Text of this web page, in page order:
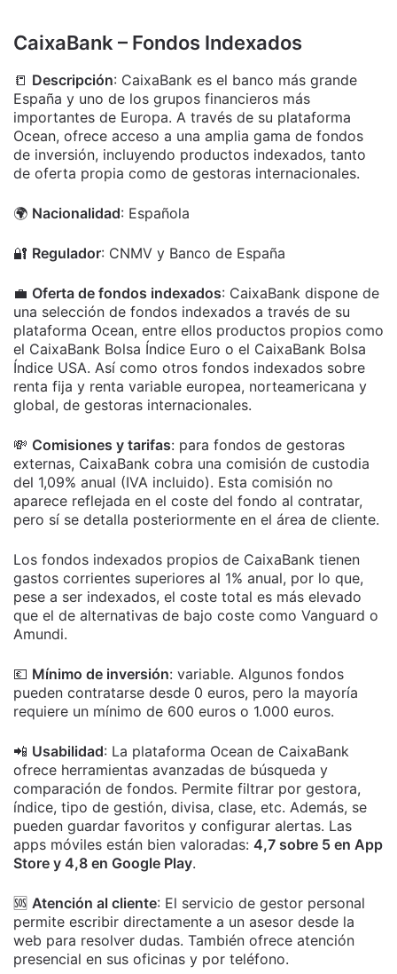
CaixaBank – Fondos Indexados
📒 Descripción: CaixaBank es el banco más grande
España y uno de los grupos financieros más
importantes de Europa. A través de su plataforma
Ocean, ofrece acceso a una amplia gama de fondos
de inversión, incluyendo productos indexados, tanto
de oferta propia como de gestoras internacionales.
🌍 Nacionalidad: Española
🔐 Regulador: CNMV y Banco de España
💼 Oferta de fondos indexados: CaixaBank dispone de
una selección de fondos indexados a través de su
plataforma Ocean, entre ellos productos propios como
el CaixaBank Bolsa Índice Euro o el CaixaBank Bolsa
Índice USA. Así como otros fondos indexados sobre
renta fija y renta variable europea, norteamericana y
global, de gestoras internacionales.
💸 Comisiones y tarifas: para fondos de gestoras
externas, CaixaBank cobra una comisión de custodia
del 1,09% anual (IVA incluido). Esta comisión no
aparece reflejada en el coste del fondo al contratar,
pero sí se detalla posteriormente en el área de cliente.
Los fondos indexados propios de CaixaBank tienen
gastos corrientes superiores al 1% anual, por lo que,
pese a ser indexados, el coste total es más elevado
que el de alternativas de bajo coste como Vanguard o
Amundi.
💶 Mínimo de inversión: variable. Algunos fondos
pueden contratarse desde 0 euros, pero la mayoría
requiere un mínimo de 600 euros o 1.000 euros.
📲 Usabilidad: La plataforma Ocean de CaixaBank
ofrece herramientas avanzadas de búsqueda y
comparación de fondos. Permite filtrar por gestora,
índice, tipo de gestión, divisa, clase, etc. Además, se
pueden guardar favoritos y configurar alertas. Las
apps móviles están bien valoradas: 4,7 sobre 5 en App
Store y 4,8 en Google Play.
🆘 Atención al cliente: El servicio de gestor personal
permite escribir directamente a un asesor desde la
web para resolver dudas. También ofrece atención
presencial en sus oficinas y por teléfono.